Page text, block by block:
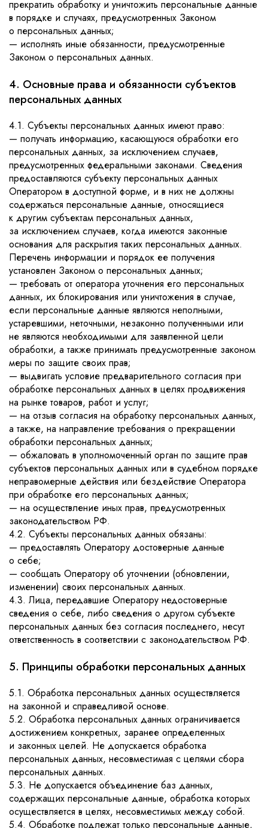
прекратить обработку и уничтожить персональные данные
в порядке и случаях, предусмотренных Законом
о персональных данных;
— исполнять иные обязанности, предусмотренные
Законом о персональных данных.
4. Основные права и обязанности субъектов
персональных данных
4.1. Субъекты персональных данных имеют право:
— получать информацию, касающуюся обработки его
персональных данных, за исключением случаев,
предусмотренных федеральными законами. Сведения
предоставляются субъекту персональных данных
Оператором в доступной форме, и в них не должны
содержаться персональные данные, относящиеся
к другим субъектам персональных данных,
за исключением случаев, когда имеются законные
основания для раскрытия таких персональных данных.
Перечень информации и порядок ее получения
установлен Законом о персональных данных;
— требовать от оператора уточнения его персональных
данных, их блокирования или уничтожения в случае,
если персональные данные являются неполными,
устаревшими, неточными, незаконно полученными или
не являются необходимыми для заявленной цели
обработки, а также принимать предусмотренные законом
меры по защите своих прав;
— выдвигать условие предварительного согласия при
обработке персональных данных в целях продвижения
на рынке товаров, работ и услуг;
— на отзыв согласия на обработку персональных данных,
а также, на направление требования о прекращении
обработки персональных данных;
— обжаловать в уполномоченный орган по защите прав
субъектов персональных данных или в судебном порядке
неправомерные действия или бездействие Оператора
при обработке его персональных данных;
— на осуществление иных прав, предусмотренных
законодательством РФ.
4.2. Субъекты персональных данных обязаны:
— предоставлять Оператору достоверные данные
о себе;
— сообщать Оператору об уточнении (обновлении,
изменении) своих персональных данных.
4.3. Лица, передавшие Оператору недостоверные
сведения о себе, либо сведения о другом субъекте
персональных данных без согласия последнего, несут
ответственность в соответствии с законодательством РФ.
5. Принципы обработки персональных данных
5.1. Обработка персональных данных осуществляется
на законной и справедливой основе.
5.2. Обработка персональных данных ограничивается
достижением конкретных, заранее определенных
и законных целей. Не допускается обработка
персональных данных, несовместимая с целями сбора
персональных данных.
5.3. Не допускается объединение баз данных,
содержащих персональные данные, обработка которых
осуществляется в целях, несовместимых между собой.
5.4. Обработке подлежат только персональные данные,